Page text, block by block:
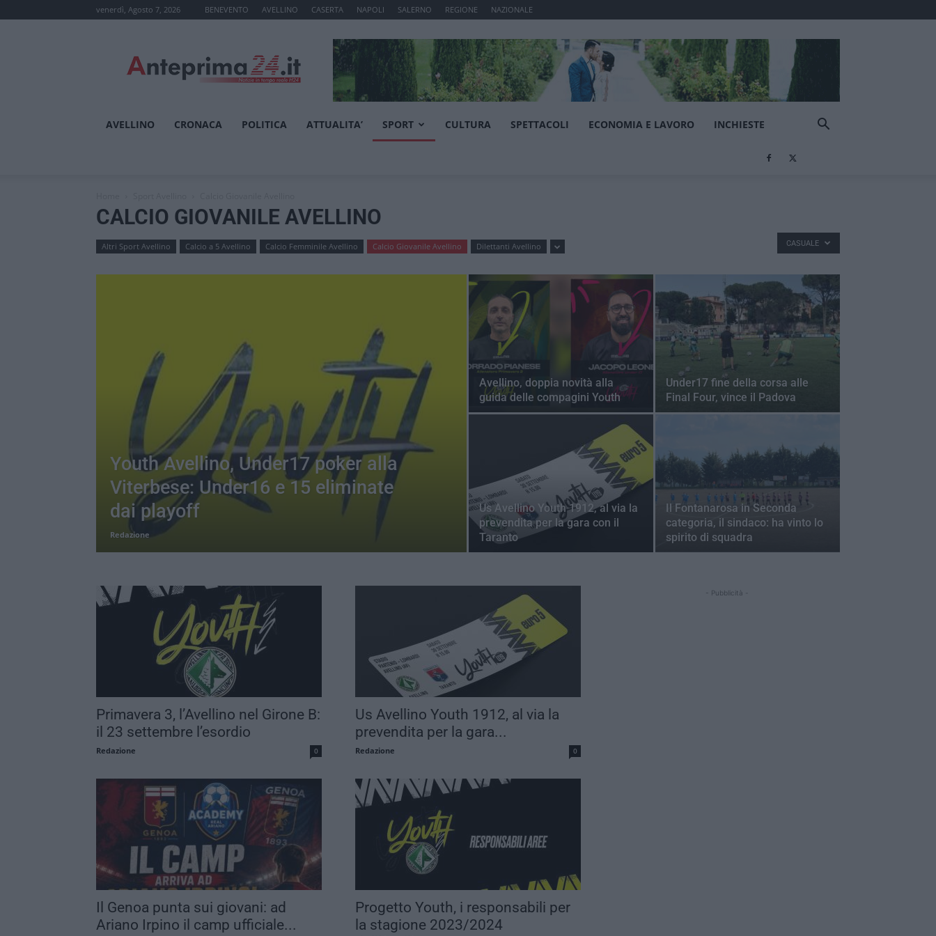
venerdì, Agosto 7, 2026 BENEVENTO AVELLINO CASERTA NAPOLI SALERNO REGIONE NAZIONALE
AVELLINO CRONACA POLITICA ATTUALITA’ SPORT CULTURA SPETTACOLI ECONOMIA E LAVORO INCHIESTE
CALCIO GIOVANILE AVELLINO
Altri Sport Avellino Calcio a 5 Avellino Calcio Femminile Avellino Calcio Giovanile Avellino Dilettanti Avellino CASUALE
Youth Avellino, Under17 poker alla
Viterbese: Under16 e 15 eliminate
dai playoff
Redazione
Avellino, doppia novità alla
guida delle compagini Youth
Under17 fine della corsa alle
Final Four, vince il Padova
Us Avellino Youth 1912, al via la
prevendita per la gara con il
Taranto
Il Fontanarosa in Seconda
categoria, il sindaco: ha vinto lo
spirito di squadra
Primavera 3, l’Avellino nel Girone B:
il 23 settembre l’esordio
Redazione 0
Us Avellino Youth 1912, al via la
prevendita per la gara...
Redazione 0
Il Genoa punta sui giovani: ad
Ariano Irpino il camp ufficiale...
Progetto Youth, i responsabili per
la stagione 2023/2024
- Pubblicità -